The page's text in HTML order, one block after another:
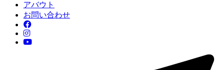
アバウト
お問い合わせ